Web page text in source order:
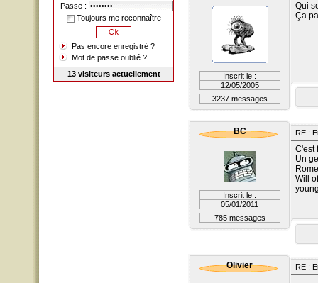
Passe :
Toujours me reconnaître
Pas encore enregistré ?
Mot de passe oublié ?
13 visiteurs actuellement
Inscrit le :
12/05/2005
3237 messages
Qui
Ça
BC
Inscrit le :
05/01/2011
785 messages
RE :
C'est
Un
Will
Olivier RE :